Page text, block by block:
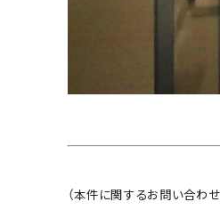
（本件に関するお問い合わせ